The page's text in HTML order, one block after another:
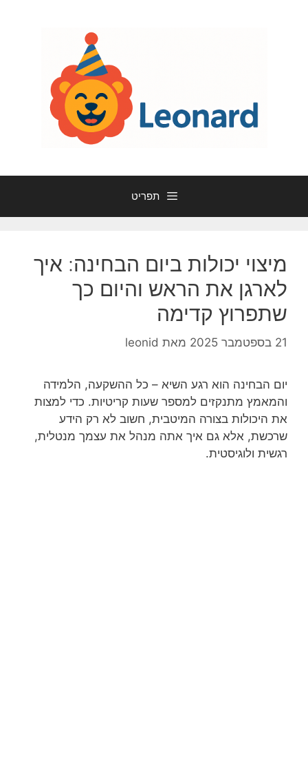
תפריט
מיצוי יכולות ביום הבחינה: איך
לארגן את הראש והיום כך
שתפרוץ קדימה
21 בספטמבר 2025 מאת leonid
יום הבחינה הוא רגע השיא – כל ההשקעה, הלמידה
והמאמץ מתנקזים למספר שעות קריטיות. כדי למצות
את היכולות בצורה המיטבית, חשוב לא רק הידע
שרכשת, אלא גם איך אתה מנהל את עצמך מנטלית,
רגשית ולוגיסטית.